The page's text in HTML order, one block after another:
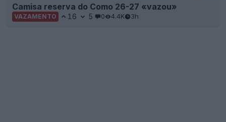
Camisa reserva do Como 26-27 «vazou»
VAZAMENTO 16 5 0 4.4K 3h